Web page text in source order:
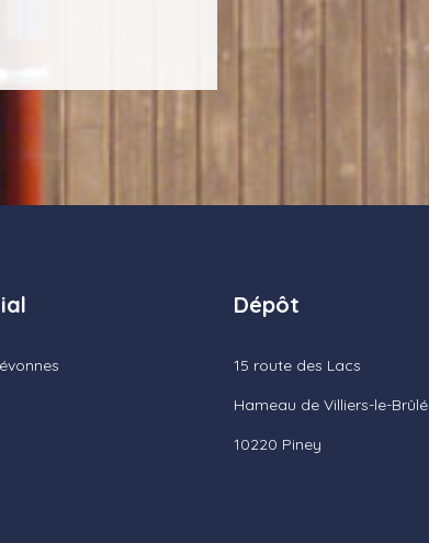
Dépôt
15 route des Lacs
Hameau de Villiers-le-Brûlé
10220 Piney